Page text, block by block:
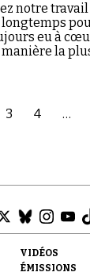
notre
eu à
la
3 4 …
VIDÉOS
ÉMISSIONS